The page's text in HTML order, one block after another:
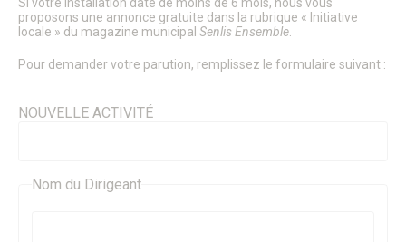
Énergie & Environnement
Plan de sobriété énergétique
Plan de Prévention du Bruit dans L’Environnement
(ZAEnR)
Enquêtes publiques
Si votre installation date de moins de 6 mois, nous vous
proposons une annonce gratuite dans la rubrique « Initiative
locale » du magazine municipal Senlis Ensemble.
Pour demander votre parution, remplissez le formulaire suivant :
NOUVELLE ACTIVITÉ
Nom du Dirigeant